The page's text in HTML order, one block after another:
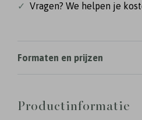
✓ Vragen? We helpen je
Formaten en prijzen
Productinformatie